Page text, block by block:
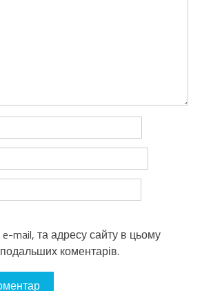
mail, та адресу сайту в цьому
коментарів.